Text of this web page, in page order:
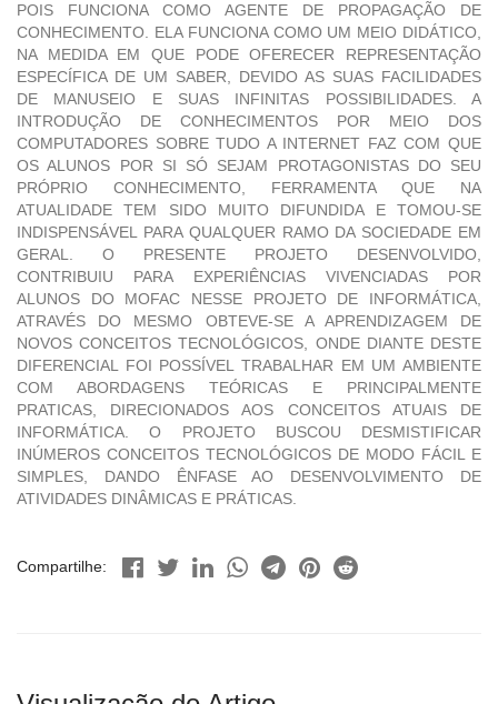
POIS FUNCIONA COMO AGENTE DE PROPAGAÇÃO DE
CONHECIMENTO. ELA FUNCIONA COMO UM MEIO DIDÁTICO,
NA MEDIDA EM QUE PODE OFERECER REPRESENTAÇÃO
ESPECÍFICA DE UM SABER, DEVIDO AS SUAS FACILIDADES
DE MANUSEIO E SUAS INFINITAS POSSIBILIDADES. A
INTRODUÇÃO DE CONHECIMENTOS POR MEIO DOS
COMPUTADORES SOBRE TUDO A INTERNET FAZ COM QUE
OS ALUNOS POR SI SÓ SEJAM PROTAGONISTAS DO SEU
PRÓPRIO CONHECIMENTO, FERRAMENTA QUE NA
ATUALIDADE TEM SIDO MUITO DIFUNDIDA E TOMOU-SE
INDISPENSÁVEL PARA QUALQUER RAMO DA SOCIEDADE EM
GERAL. O PRESENTE PROJETO DESENVOLVIDO,
CONTRIBUIU PARA EXPERIÊNCIAS VIVENCIADAS POR
ALUNOS DO MOFAC NESSE PROJETO DE INFORMÁTICA,
ATRAVÉS DO MESMO OBTEVE-SE A APRENDIZAGEM DE
NOVOS CONCEITOS TECNOLÓGICOS, ONDE DIANTE DESTE
DIFERENCIAL FOI POSSÍVEL TRABALHAR EM UM AMBIENTE
COM ABORDAGENS TEÓRICAS E PRINCIPALMENTE
PRATICAS, DIRECIONADOS AOS CONCEITOS ATUAIS DE
INFORMÁTICA. O PROJETO BUSCOU DESMISTIFICAR
INÚMEROS CONCEITOS TECNOLÓGICOS DE MODO FÁCIL E
SIMPLES, DANDO ÊNFASE AO DESENVOLVIMENTO DE
ATIVIDADES DINÂMICAS E PRÁTICAS.
Compartilhe: